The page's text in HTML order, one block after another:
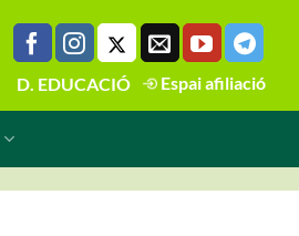
D. EDUCACIÓ Espai afiliació